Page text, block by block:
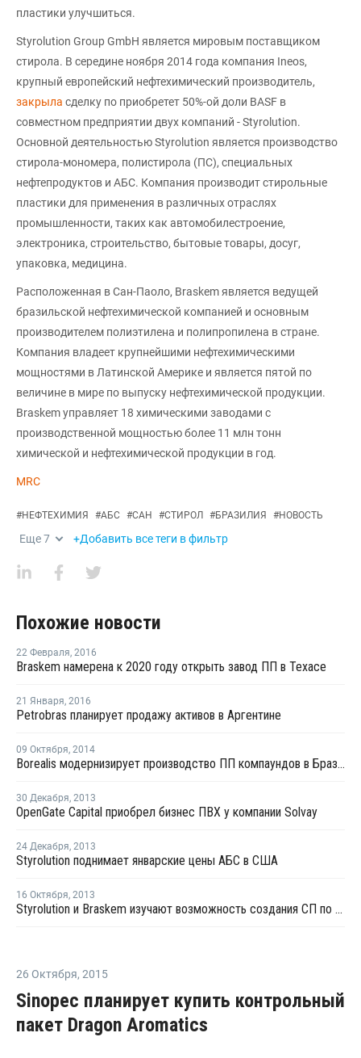
пластики улучшиться.
Styrolution Group GmbH является мировым поставщиком
стирола. В середине ноября 2014 года компания Ineos,
крупный европейский нефтехимический производитель,
закрыла сделку по приобретет 50%-ой доли BASF в
совместном предприятии двух компаний - Styrolution.
Основной деятельностью Styrolution является производство
стирола-мономера, полистирола (ПС), специальных
нефтепродуктов и АБС. Компания производит стирольные
пластики для применения в различных отраслях
промышленности, таких как автомобилестроение,
электроника, строительство, бытовые товары, досуг,
упаковка, медицина.
Расположенная в Сан-Паоло, Braskem является ведущей
бразильской нефтехимической компанией и основным
производителем полиэтилена и полипропилена в стране.
Компания владеет крупнейшими нефтехимическими
мощностями в Латинской Америке и является пятой по
величине в мире по выпуску нефтехимической продукции.
Braskem управляет 18 химическими заводами с
производственной мощностью более 11 млн тонн
химической и нефтехимической продукции в год.
MRC
#НЕФТЕХИМИЯ #АБС #САН #СТИРОЛ #БРАЗИЛИЯ #НОВОСТЬ
Еще7 +Добавить все теги в фильтр
Похожие новости
22 Февраля, 2016
Braskem намерена к 2020 году открыть завод ПП в Техасе
21 Января, 2016
Petrobras планирует продажу активов в Аргентине
09 Октября, 2014
Borealis модернизирует производство ПП компаундов в Бразилии
30 Декабря, 2013
OpenGate Capital приобрел бизнес ПВХ у компании Solvay
24 Декабря, 2013
Styrolution поднимает январские цены АБС в США
16 Октября, 2013
Styrolution и Braskem изучают возможность создания СП по производству АБС в Бразилии
26 Октября, 2015
Sinopec планирует купить контрольный
пакет Dragon Aromatics